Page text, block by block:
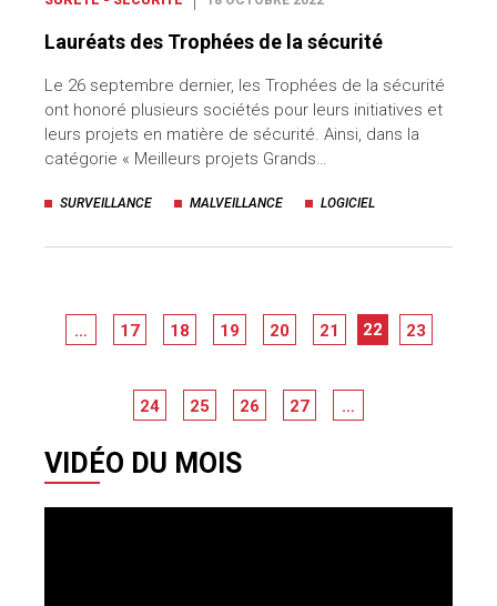
Lauréats des Trophées de la sécurité
Le 26 septembre dernier, les Trophées de la sécurité
ont honoré plusieurs sociétés pour leurs initiatives et
leurs projets en matière de sécurité. Ainsi, dans la
catégorie « Meilleurs projets Grands…
SURVEILLANCE MALVEILLANCE LOGICIEL
… 17 18 19 20 21 22 23
24 25 26 27 …
VIDÉO DU MOIS